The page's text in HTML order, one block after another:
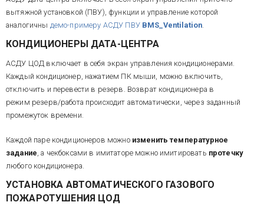
вытяжной установкой (ПВУ), функции и управление которой
аналогичны демо-примеру АСДУ ПВУ BMS_Ventilation
КОНДИЦИОНЕРЫ ДАТА-ЦЕНТРА
АСДУ ЦОД включает в себя экран управления кондиционерами.
Каждый кондиционер, нажатием ПК мыши, можно включить,
отключить и перевести в резерв. Возврат кондиционера в
режим резерв/работа происходит автоматически, через заданный
промежуток времени.
Каждой паре кондиционеров можно изменить температурное
задание , а чекбоксами в имитаторе можно имитировать протечку
любого кондиционера.
УСТАНОВКА АВТОМАТИЧЕСКОГО ГАЗОВОГО
ПОЖАРОТУШЕНИЯ ЦОД